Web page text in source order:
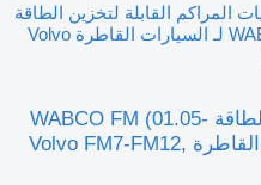
المراكم القابلة لتخزين الطاقة
WABCO FM (01.05-01.14) 9254810310 لـ السيارات القاطرة Volvo
بطاريات المراكم القابلة لتخزين الطاقة WABCO FM (01.05-
01.14) 9254810310 لـ السيارات القاطرة Volvo FM7-FM12,